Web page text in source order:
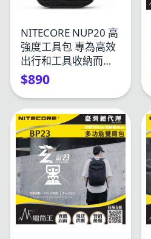
NITECORE NUP20 高
強度工具包 專為高效
出行和工具收納而設
計
$890